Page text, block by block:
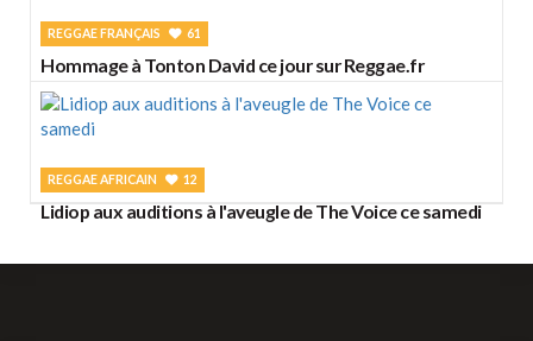
REGGAE FRANÇAIS 61
Hommage à Tonton David ce jour sur Reggae.fr
REGGAE AFRICAIN 12
Lidiop aux auditions à l'aveugle de The Voice ce samedi